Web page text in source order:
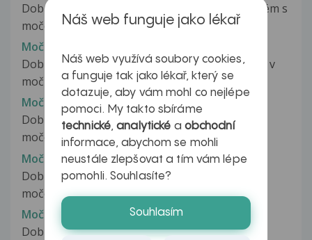
Dobrý den, prosím o radu už měsíc mám problém s
močením. Potřebuji se vymočit,...
Močení
Dobrý den, už druhý měsíc se mi objevuje pěna v
moči. Studuji v zahraničí kde...
Močení
Dobrý den mám takový menší problém s
močením.Přes den problémy nemám ale když...
Močení
Dobrý den,prosím, je možný přenos viru HIV
močením do úst partnerovi,či partnerce...
Močení
Dobrý den, nedávno jsem začala žít sexuálním
Náš web funguje jako lékař
Náš web využívá soubory cookies,
a funguje tak jako lékař, který se
dotazuje, aby vám mohl co nejlépe
pomoci. My takto sbíráme
technické,analytické a obchodní
informace, abychom se mohli
neustále zlepšovat a tím vám lépe
pomohli. Souhlasíte?
Souhlasím